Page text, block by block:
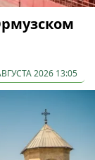
2026 13:05